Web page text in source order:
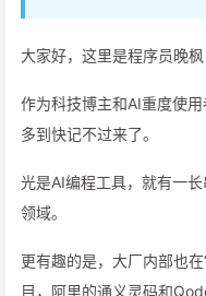
大家好，这里是程序员晚
作为科技博主和AI重度使
多到快记不过来了。
光是AI编程工具，就有一
领域。
更有趣的是，大厂内部也
目，阿里的通义灵码和